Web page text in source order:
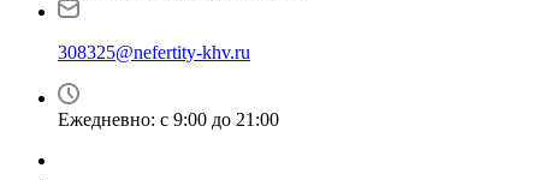
308325@nefertity-khv.ru
Ежедневно: с 9:00 до 21:00